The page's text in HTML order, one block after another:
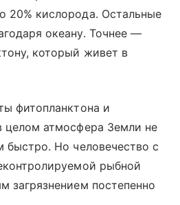
20% кислорода. Остальные
океану. Точнее —
который живет в
фитопланктона и
целом атмосфера Земли не
быстро. Но человечество с
рыбной
загрязнением постепенно